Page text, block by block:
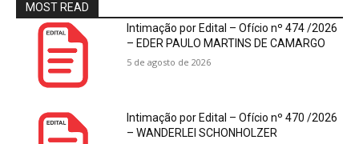
MOST READ
Intimação por Edital – Ofício nº 474 /2026
– EDER PAULO MARTINS DE CAMARGO
5 de agosto de 2026
Intimação por Edital – Ofício nº 470 /2026
– WANDERLEI SCHONHOLZER